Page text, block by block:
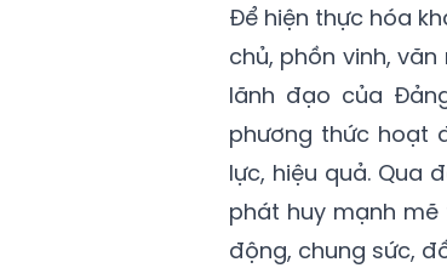
Để hiện thực hóa
chủ, phồn vinh,
lãnh đạo của
phương thức hoạt
lực, hiệu quả. Qua
phát huy mạnh
động, chung sức,